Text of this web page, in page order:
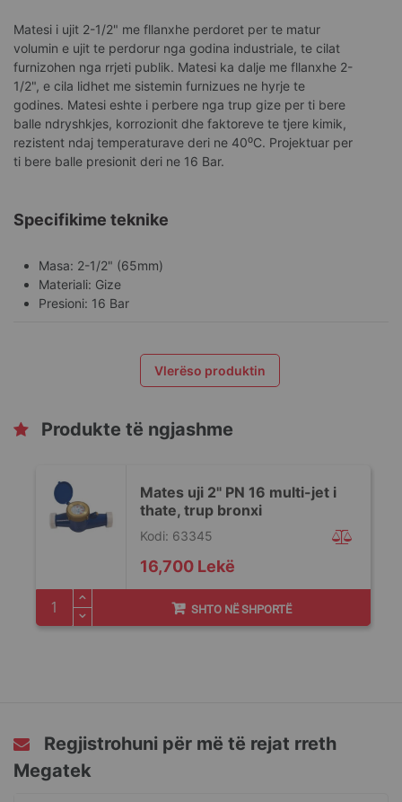
Matesi i ujit 2-1/2" me fllanxhe perdoret per te matur
volumin e ujit te perdorur nga godina industriale, te cilat
furnizohen nga rrjeti publik. Matesi ka dalje me fllanxhe 2-
1/2", e cila lidhet me sistemin furnizues ne hyrje te
godines. Matesi eshte i perbere nga trup gize per ti bere
balle ndryshkjes, korrozionit dhe faktoreve te tjere kimik,
rezistent ndaj temperaturave deri ne 40⁰C. Projektuar per
ti bere balle presionit deri ne 16 Bar.
Specifikime teknike
Masa: 2-1/2" (65mm)
Materiali: Gize
Presioni: 16 Bar
Vlerëso produktin
Produkte të ngjashme
Mates uji 2" PN 16 multi-jet i
thate, trup bronxi
16,700 Lekë
Kodi: 63345
SHTO NË SHPORTË
Regjistrohuni për më të rejat rreth
Megatek